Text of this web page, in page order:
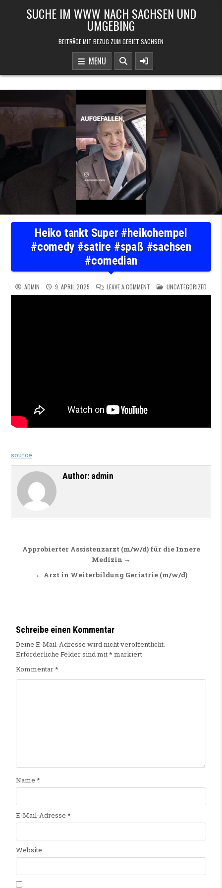
SUCHE IM WWW NACH SACHSEN UND
UMGEBING
BEITRÄGE MIT BEZUG ZUM GEBIET SACHSEN
MENU
Heiko tankt Super #heikohempel
#comedy #satire #spaß #sachsen
#comedian
ADMIN 9. APRIL 2025 LEAVE A COMMENT ON HEIKO TANKT SUPER
POSTED IN
UNCATEGORIZED
source
Author: admin
Beitragsnavigation
Approbierter Assistenzarzt (m/w/d) für die Innere
Medizin →
← Arzt in Weiterbildung Geriatrie (m/w/d)
Schreibe einen Kommentar
Deine E-Mail-Adresse wird nicht veröffentlicht.
Erforderliche Felder sind mit* markiert
Kommentar*
Name *
E-Mail-Adresse *
Website